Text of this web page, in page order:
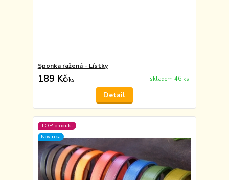
Sponka ražená - Lístky
189 Kč/ks skladem 46 ks
Detail
TOP produkt
Novinka